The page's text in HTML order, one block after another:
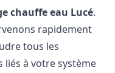
chauffe eau Lucé.
rapidement
tous les
liés à votre système